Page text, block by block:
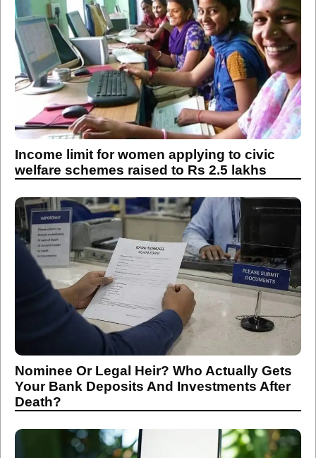
Income limit for women applying to civic
welfare schemes raised to Rs 2.5 lakhs
Nominee Or Legal Heir? Who Actually Gets
Your Bank Deposits And Investments After
Death?